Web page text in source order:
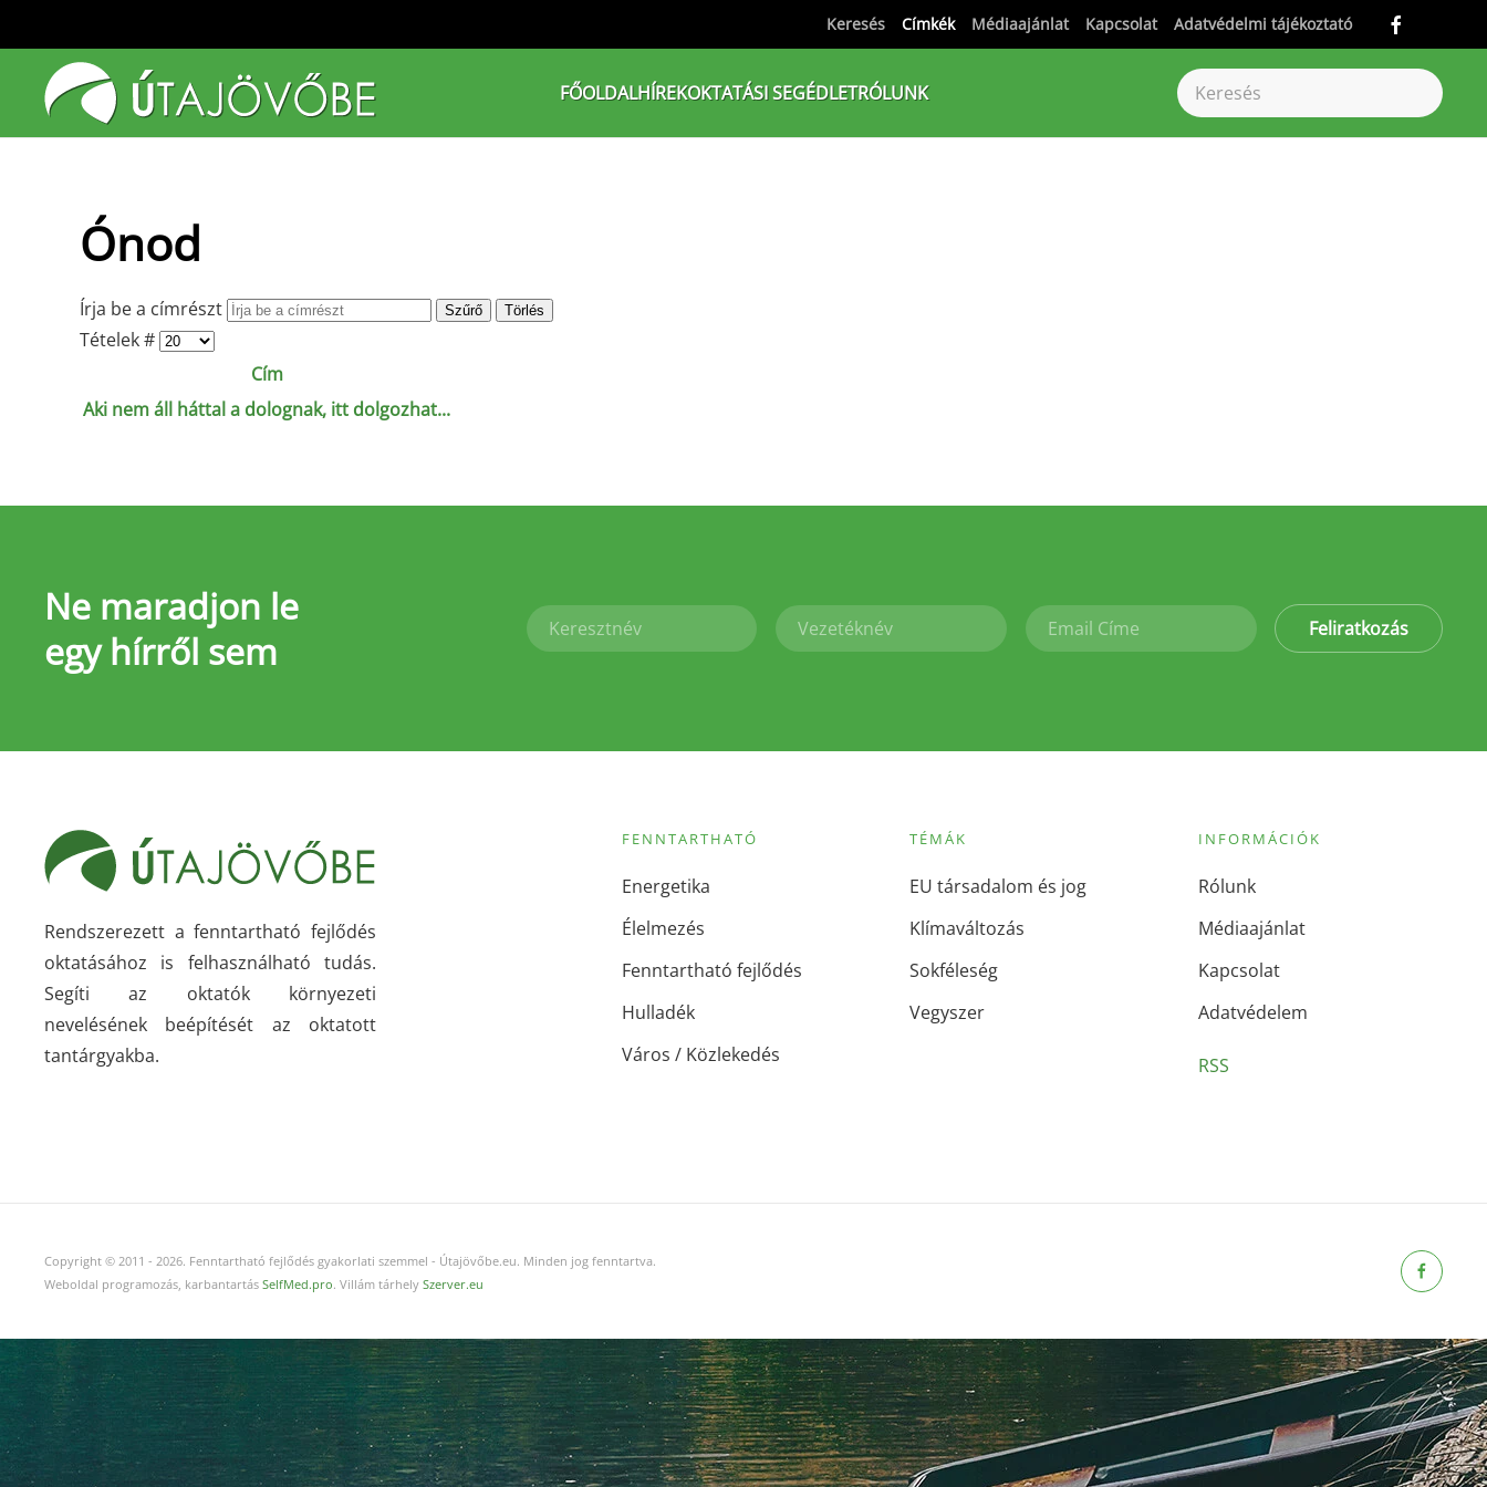
Fő tartalom átugrása
Keresés Címkék Médiaajánlat Kapcsolat Adatvédelmi tájékoztató
FŐOLDALHÍREKOKTATÁSI SEGÉDLETRÓLUNK
Ónod
Írja be a címrészt Szűrő Törlés
Tételek #
Cím
Aki nem áll háttal a dolognak, itt dolgozhat...
Ne maradjon le
egy hírről sem
Feliratkozás
Rendszerezett a fenntartható fejlődés
oktatásához is felhasználható tudás.
Segíti az oktatók környezeti
nevelésének beépítését az oktatott
tantárgyakba.
FENNTARTHATÓ
Energetika
Élelmezés
Fenntartható fejlődés
Hulladék
Város / Közlekedés
TÉMÁK
EU társadalom és jog
Klímaváltozás
Sokféleség
Vegyszer
INFORMÁCIÓK
Rólunk
Médiaajánlat
Kapcsolat
Adatvédelem
RSS
Copyright © 2011 - 2026. Fenntartható fejlődés gyakorlati szemmel - Útajövőbe.eu. Minden jog fenntartva.
Weboldal programozás, karbantartás SelfMed.pro. Villám tárhely Szerver.eu